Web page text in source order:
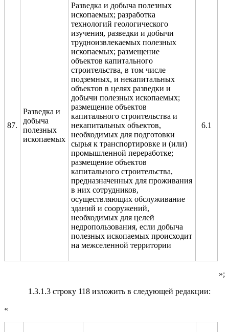
87.
Разведка и
добыча
полезных
ископаемых
Разведка и добыча полезных
ископаемых; разработка
технологий геологического
изучения, разведки и добычи
трудноизвлекаемых полезных
ископаемых; размещение
объектов капитального
строительства, в том числе
подземных, и некапитальных
объектов в целях разведки и
добычи полезных ископаемых;
размещение объектов
капитального строительства и
некапитальных объектов,
необходимых для подготовки
сырья к транспортировке и (или)
промышленной переработке;
размещение объектов
капитального строительства,
предназначенных для проживания
в них сотрудников,
осуществляющих обслуживание
зданий и сооружений,
необходимых для целей
недропользования, если добыча
полезных ископаемых происходит
на межселенной территории
6.1
»;
1.3.1.3 строку 118 изложить в следующей редакции:
«